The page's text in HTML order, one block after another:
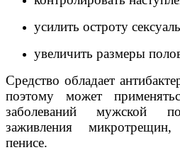
усилить остроту
увеличить размеры
Средство обладает
поэтому может
заболеваний мужской
заживления
пенисе.